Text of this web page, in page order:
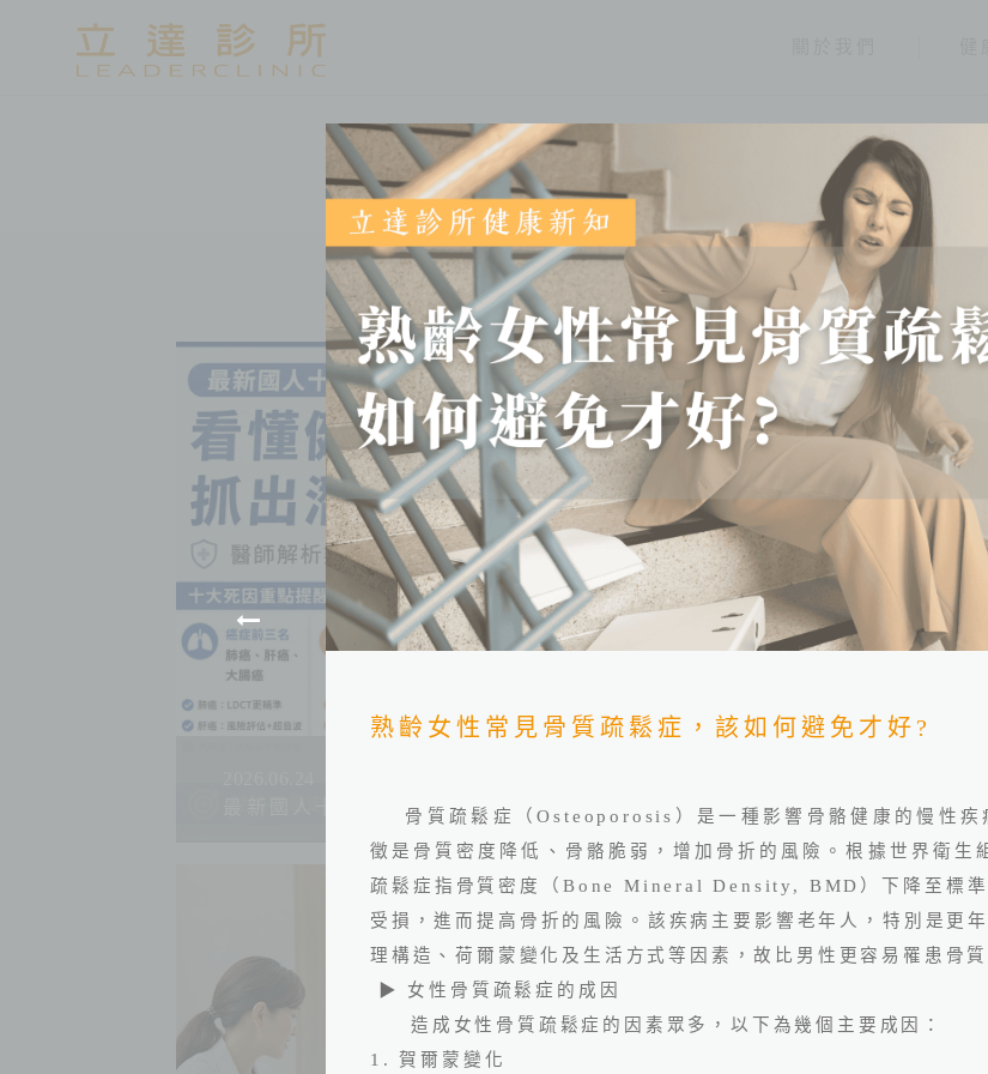
健康報報
分類 全部 健康情報
最新國人十大死因公布！吳鴻誠院長：看懂健檢盲點
熟齡女性常見骨質疏鬆症，該如何避免才好?
骨質疏鬆症（Osteoporosis ）是一種影響骨骼健康的慢性
徵是骨質密度降低、骨骼脆弱，增加骨折的風險。根據世界衛生
疏鬆症指骨質密度（ Bone Mineral Density, BMD ）下降至標
受損，進而提高骨折的風險。該疾病主要影響老年人，特別是更
理構造、荷爾蒙變化及生活方式等因素，故比男性更容易罹患骨質
▶
女性骨質疏鬆症的成因
造成女性骨質疏鬆症的因素眾多，以下為幾個主要成因：
1.賀爾蒙變化